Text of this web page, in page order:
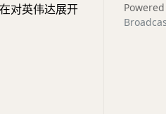
对英伟达展开